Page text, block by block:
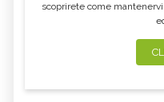
scoprirete come